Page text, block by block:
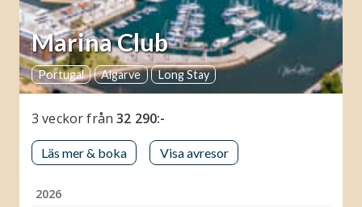
Marina Club
Portugal Algarve Long Stay
3 veckorfrån32 290:-
Läs mer & boka Visa avresor
2026